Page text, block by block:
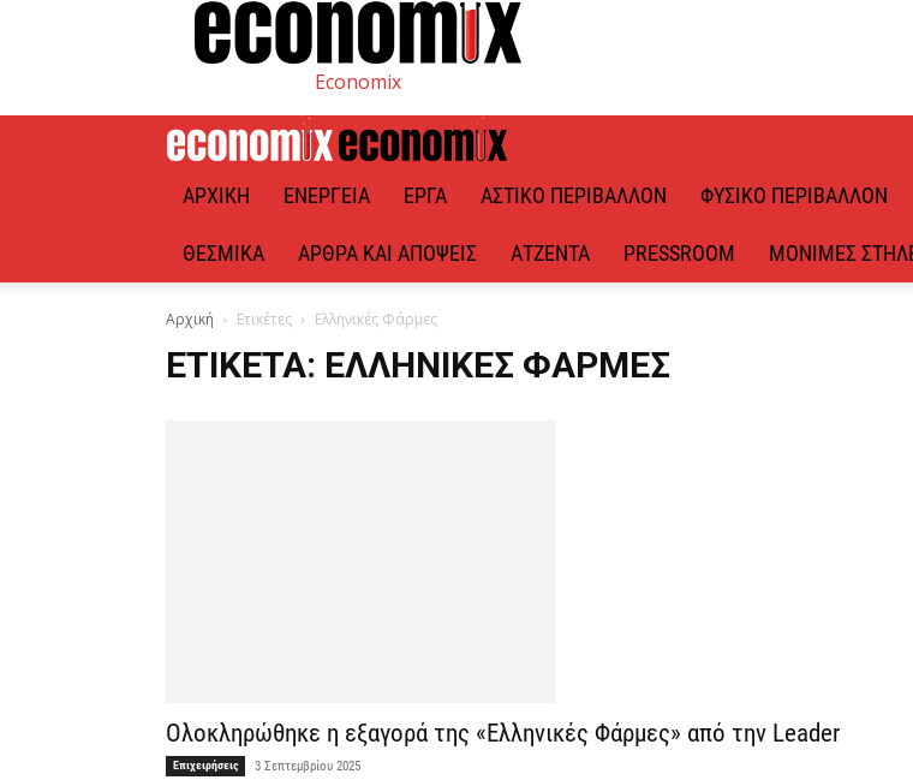
Economix
ΑΡΧΙΚΉ ΕΝΈΡΓΕΙΑ ΈΡΓΑ ΑΣΤΙΚΌ ΠΕΡΙΒΆΛΛΟΝ ΦΥΣΙΚΌ ΠΕΡΙΒΆΛΛΟΝ
ΘΕΣΜΙΚΆ ΆΡΘΡΑ ΚΑΙ ΑΠΌΨΕΙΣ ΑΤΖΈΝΤΑ PRESSROOM ΜΌΝΙΜΕΣ
Αρχική Ετικέτες Ελληνικές Φάρμες
ΕΤΙΚΈΤΑ: ΕΛΛΗΝΙΚΈΣ ΦΆΡΜΕΣ
Ολοκληρώθηκε η εξαγορά της «Ελληνικές Φάρμες» από την Leader
Επιχειρήσεις 3 Σεπτεμβρίου 2025